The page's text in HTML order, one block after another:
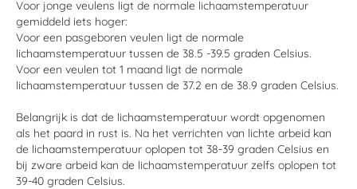
Voor jonge veulens ligt de normale lichaamstemperatuur
gemiddeld iets hoger:
Voor een pasgeboren veulen ligt de normale
lichaamstemperatuur tussen de 38.5 -39.5 graden Celsius.
Voor een veulen tot 1 maand ligt de normale
lichaamstemperatuur tussen de 37.2 en de 38.9 graden Celsius.
Belangrijk is dat de lichaamstemperatuur wordt opgenomen
als het paard in rust is. Na het verrichten van lichte arbeid kan
de lichaamstemperatuur oplopen tot 38-39 graden Celsius en
bij zware arbeid kan de lichaamstemperatuur zelfs oplopen tot
39-40 graden Celsius.